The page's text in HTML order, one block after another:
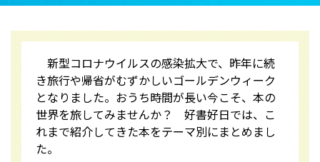
新型コロナウイルスの感染拡大で、昨年に続
き旅行や帰省がむずかしいゴールデンウィーク
となりました。おうち時間が長い今こそ、本の
世界を旅してみませんか？ 好書好日では、こ
れまで紹介してきた本をテーマ別にまとめまし
た。